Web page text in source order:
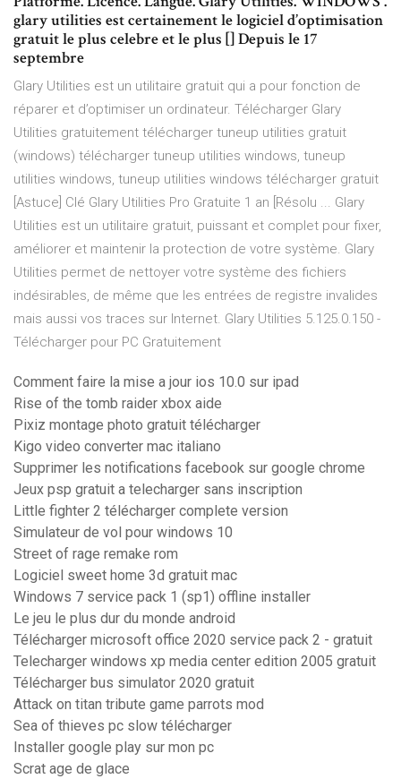
glary utilities est certainement le logiciel d’optimisation
gratuit le plus celebre et le plus [] Depuis le 17
septembre
Glary Utilities est un utilitaire gratuit qui a pour fonction de
réparer et d’optimiser un ordinateur. Télécharger Glary
Utilities gratuitement télécharger tuneup utilities gratuit
(windows) télécharger tuneup utilities windows, tuneup
utilities windows, tuneup utilities windows télécharger gratuit
[Astuce] Clé Glary Utilities Pro Gratuite 1 an [Résolu ... Glary
Utilities est un utilitaire gratuit, puissant et complet pour fixer,
améliorer et maintenir la protection de votre système. Glary
Utilities permet de nettoyer votre système des fichiers
indésirables, de même que les entrées de registre invalides
mais aussi vos traces sur Internet. Glary Utilities 5.125.0.150 -
Télécharger pour PC Gratuitement
Comment faire la mise a jour ios 10.0 sur ipad
Rise of the tomb raider xbox aide
Pixiz montage photo gratuit télécharger
Kigo video converter mac italiano
Supprimer les notifications facebook sur google chrome
Jeux psp gratuit a telecharger sans inscription
Little fighter 2 télécharger complete version
Simulateur de vol pour windows 10
Street of rage remake rom
Logiciel sweet home 3d gratuit mac
Windows 7 service pack 1 (sp1) offline installer
Le jeu le plus dur du monde android
Télécharger microsoft office 2020 service pack 2 - gratuit
Telecharger windows xp media center edition 2005 gratuit
Télécharger bus simulator 2020 gratuit
Attack on titan tribute game parrots mod
Sea of thieves pc slow télécharger
Installer google play sur mon pc
Scrat age de glace